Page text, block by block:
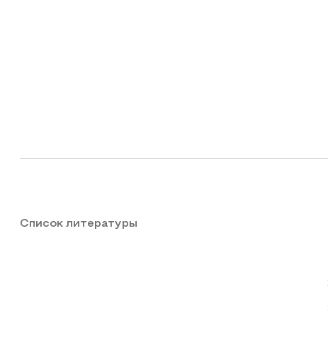
Список литературы